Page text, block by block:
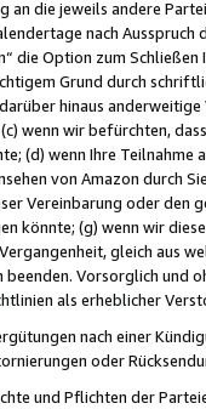
die jeweils andere
nach
die Option zum Schließen
Grund durch
hinaus
wenn wir befürchten,
(d) wenn Ihre
von Amazon
Vereinbarung oder
(g) wenn wir
gleich aus
Vorsorglich und
als erheblicher
nach einer
oder
und Pflichten der